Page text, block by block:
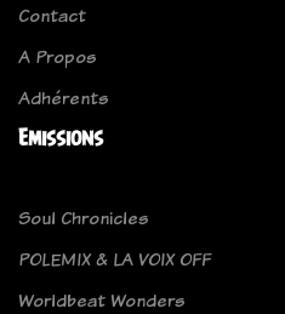
Contact
A Propos
Adhérents
Emissions
Soul Chronicles
POLEMIX & LA VOIX OFF
Worldbeat Wonders